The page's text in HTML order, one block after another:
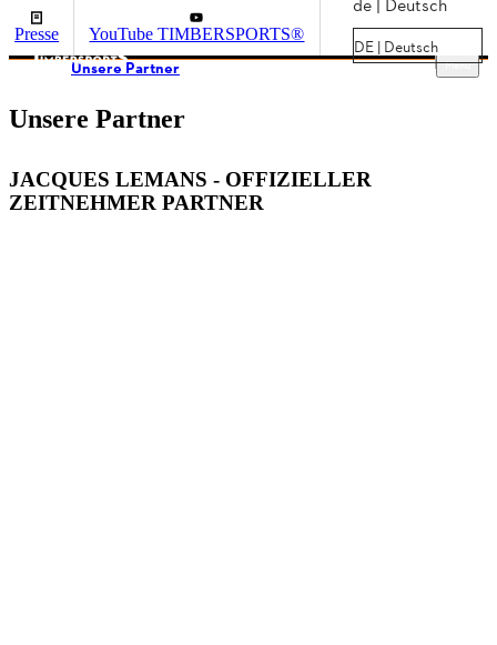
Presse YouTube TIMBERSPORTS®
de | Deutsch
DE | Deutsch
Menu
Unsere Partner
Unsere Partner
JACQUES LEMANS - OFFIZIELLER
ZEITNEHMER PARTNER